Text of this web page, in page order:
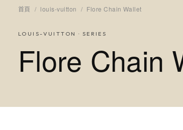
首頁 / louis-vuitton / Flore Chain Wallet
LOUIS-VUITTON · SERIES
Flore Chain